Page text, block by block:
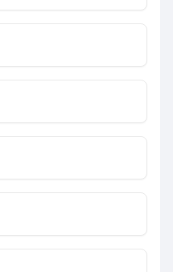
هل يمكنني جمع